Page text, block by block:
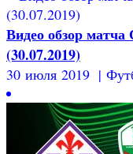
Видео обзор
(30.07.2019)
30 июля 2019 |